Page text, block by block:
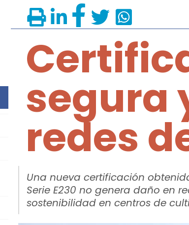
segura
redes
Una nueva certificación
Serie E230 no genera daño en
sostenibilidad en centros de